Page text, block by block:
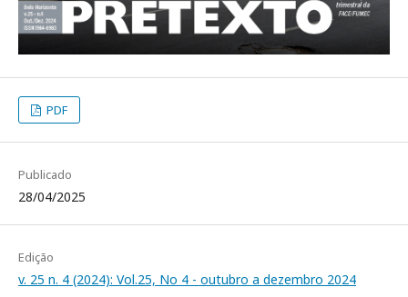
PDF
Publicado
28/04/2025
Edição
v. 25 n. 4 (2024): Vol.25, No 4 - outubro a dezembro 2024